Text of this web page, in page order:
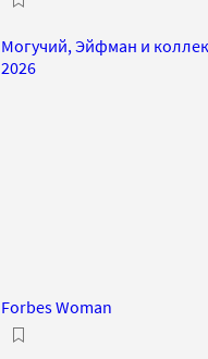
Могучий, Эйфман и
2026
Forbes Woman